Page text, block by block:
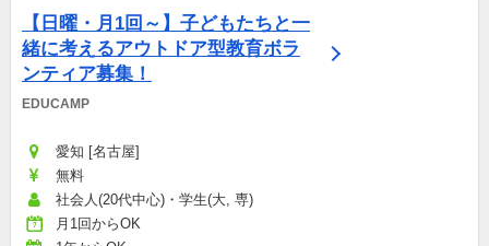
【日曜・月1回～】子どもたちと一
緒に考えるアウトドア型教育ボラ
ンティア募集！
EDUCAMP
愛知 [名古屋]
無料
社会人(20代中心)・学生(大, 専)
月1回からOK